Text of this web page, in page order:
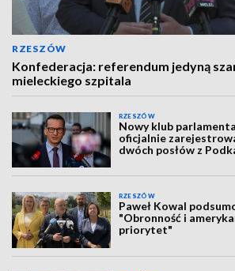
RZESZÓW
Konfederacja: referendum jedyną
mieleckiego szpitala
RZESZÓW
Nowy klub
oficjalnie
dwóch posłów z
RZESZÓW
Paweł Kowal
"Obronność i
priorytet"